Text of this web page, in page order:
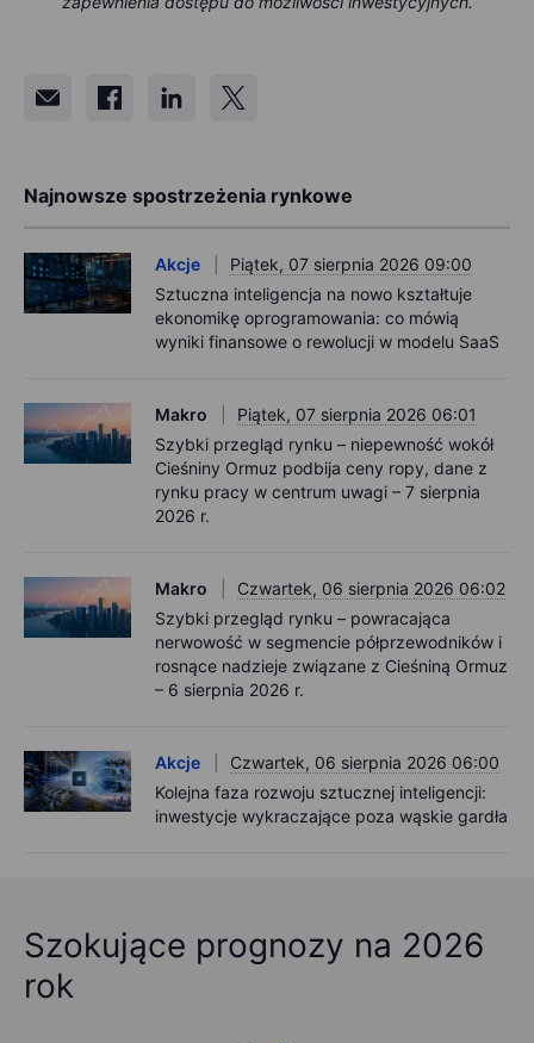
Najnowsze spostrzeżenia rynkowe
Akcje
Piątek, 07 sierpnia 2026 09:00
Sztuczna inteligencja na nowo kształtuje
ekonomikę oprogramowania: co mówią
wyniki finansowe o rewolucji w modelu SaaS
Makro
Piątek, 07 sierpnia 2026 06:01
Szybki przegląd rynku – niepewność wokół
Cieśniny Ormuz podbija ceny ropy, dane z
rynku pracy w centrum uwagi – 7 sierpnia
2026 r.
Makro
Czwartek, 06 sierpnia 2026 06:02
Szybki przegląd rynku – powracająca
nerwowość w segmencie półprzewodników i
rosnące nadzieje związane z Cieśniną Ormuz
– 6 sierpnia 2026 r.
Akcje
Czwartek, 06 sierpnia 2026 06:00
Kolejna faza rozwoju sztucznej inteligencji:
inwestycje wykraczające poza wąskie gardła
Szokujące prognozy na 2026
rok